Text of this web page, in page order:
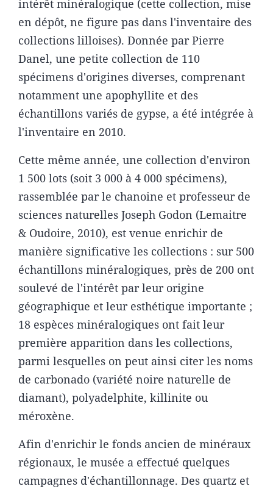
intérêt minéralogique (cette collection, mise
en dépôt, ne figure pas dans l'inventaire des
collections lilloises). Donnée par Pierre
Danel, une petite collection de 110
spécimens d'origines diverses, comprenant
notamment une apophyllite et des
échantillons variés de gypse, a été intégrée à
l'inventaire en 2010.
Cette même année, une collection d'environ
1 500 lots (soit 3 000 à 4 000 spécimens),
rassemblée par le chanoine et professeur de
sciences naturelles Joseph Godon (Lemaitre
& Oudoire, 2010), est venue enrichir de
manière significative les collections : sur 500
échantillons minéralogiques, près de 200 ont
soulevé de l'intérêt par leur origine
géographique et leur esthétique importante ;
18 espèces minéralogiques ont fait leur
première apparition dans les collections,
parmi lesquelles on peut ainsi citer les noms
de carbonado (variété noire naturelle de
diamant), polyadelphite, killinite ou
méroxène.
Afin d'enrichir le fonds ancien de minéraux
régionaux, le musée a effectué quelques
campagnes d'échantillonnage. Des quartz et